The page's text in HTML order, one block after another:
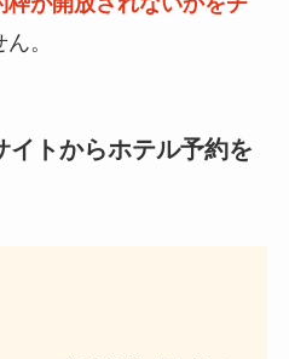
。
イトからホテル予約を